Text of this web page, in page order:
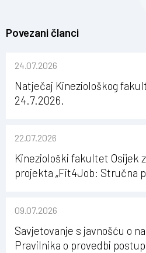
Povezani članci
24.07.2026
Natječaj Kineziološkog
24.7.2026.
22.07.2026
Kineziološki fakultet Osijek
projekta „Fit4Job: Stručna
09.07.2026
Savjetovanje s javnošću o
Pravilnika o provedbi